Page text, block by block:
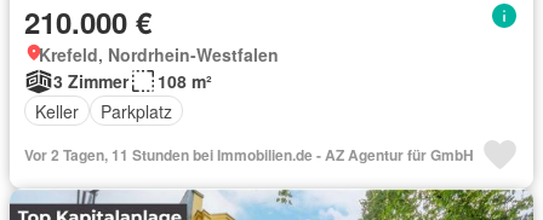
210.000 €
Krefeld, Nordrhein-Westfalen
3 Zimmer
108 m²
Keller
Parkplatz
Vor 2 Tagen, 11 Stunden bei Immobilien.de - AZ Agentur für GmbH